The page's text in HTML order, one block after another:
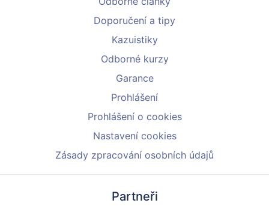
Doporučení a tipy
Kazuistiky
Odborné kurzy
Garance
Prohlášení
Prohlášení o cookies
Nastavení cookies
Zásady zpracování osobních údajů
Partneři